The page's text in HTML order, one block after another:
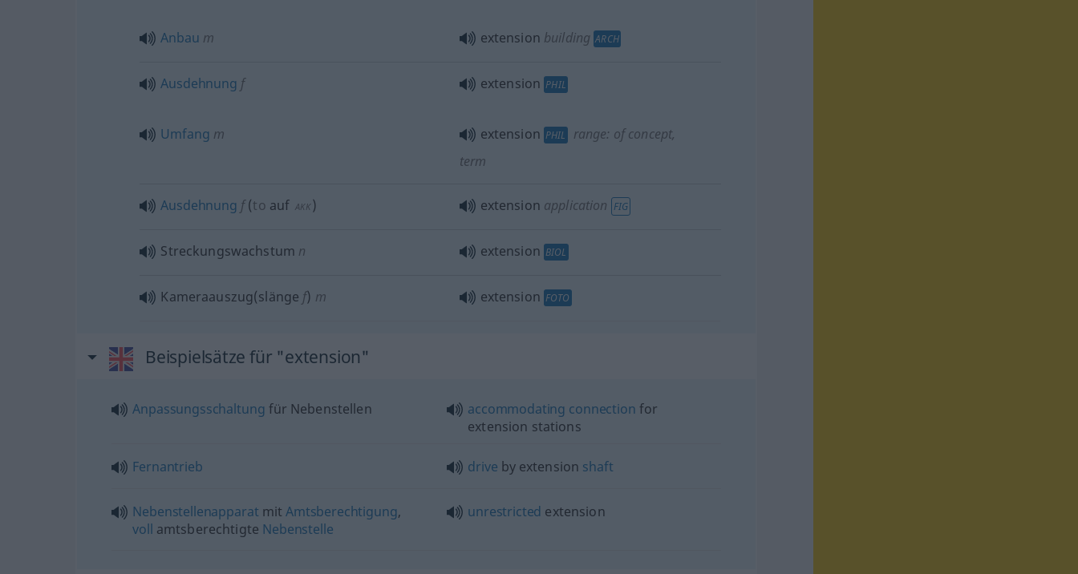
Anbau m extension building ARCH
Ausdehnung f extension PHIL
Umfang m extension PHIL
range: of concept,
term
Ausdehnung f (to auf AKK ) extension application FIG
Streckungswachstum n extension BIOL
Kameraauszug(slänge f) m extension FOTO
Beispielsätze für "extension"
Anpassungsschaltung für Nebenstellen accommodating connection for
extension stations
Fernantrieb drive by extension shaft
Nebenstellenapparat mitAmtsberechtigung,
voll amtsberechtigte Nebenstelle
unrestricted extension